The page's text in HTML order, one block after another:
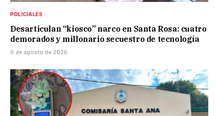
POLICIALES
Desarticulan “kiosco” narco en Santa Rosa: cuatro
demorados y millonario secuestro de tecnología
6 de agosto de 2026